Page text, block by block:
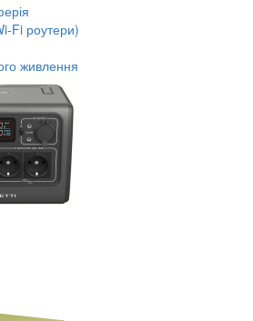
Fi роутери)
живлення